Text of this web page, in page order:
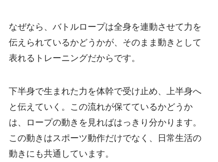
なぜなら、バトルロープは全身を連動させて力を
伝えられているかどうかが、そのまま動きとして
表れるトレーニングだからです。
下半身で生まれた力を体幹で受け止め、上半身へ
と伝えていく。この流れが保てているかどうか
は、ロープの動きを見ればはっきり分かります。
この動きはスポーツ動作だけでなく、日常生活の
動きにも共通しています。